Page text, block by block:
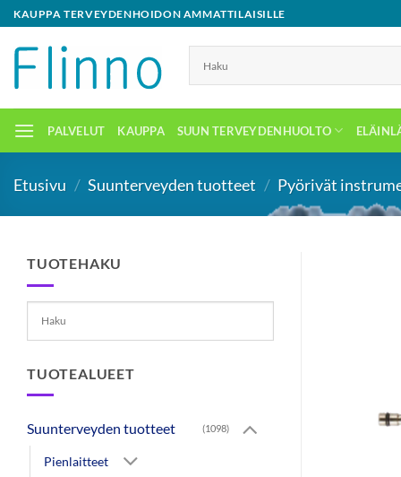
Skip
to
content
KAUPPA TERVEYDENHOIDON AMMATTILAISILLE
PALVELUT KAUPPA SUUN TERVEYDENHUOLTO
Etusivu / Suunterveyden tuotteet / Pyörivät
TUOTEHAKU
TUOTEALUEET
Suunterveyden tuotteet (1098)
Pienlaitteet